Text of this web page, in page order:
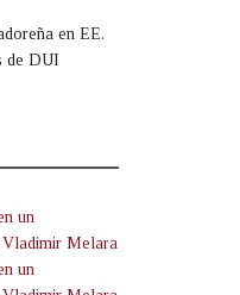
en EE.
de DUI
un
Vladimir Melara
un